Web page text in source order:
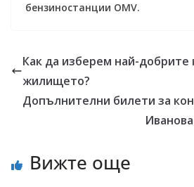
бензиностанции OMV.
Как да изберем най-добрите
жилището?
Допълнителни билети за
Вижте още